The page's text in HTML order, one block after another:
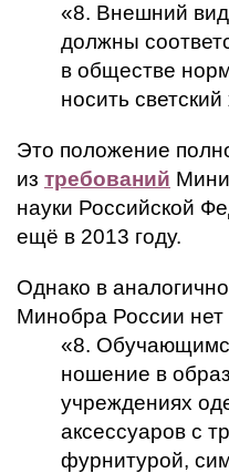
«8. Внешний
должны
в обществе
носить
Это положение
из требований
науки Российской
ещё в 2013 году.
Однако в
Минобра России нет
«8.
ношение в
учреждениях
аксессуаров с
фурнитурой,